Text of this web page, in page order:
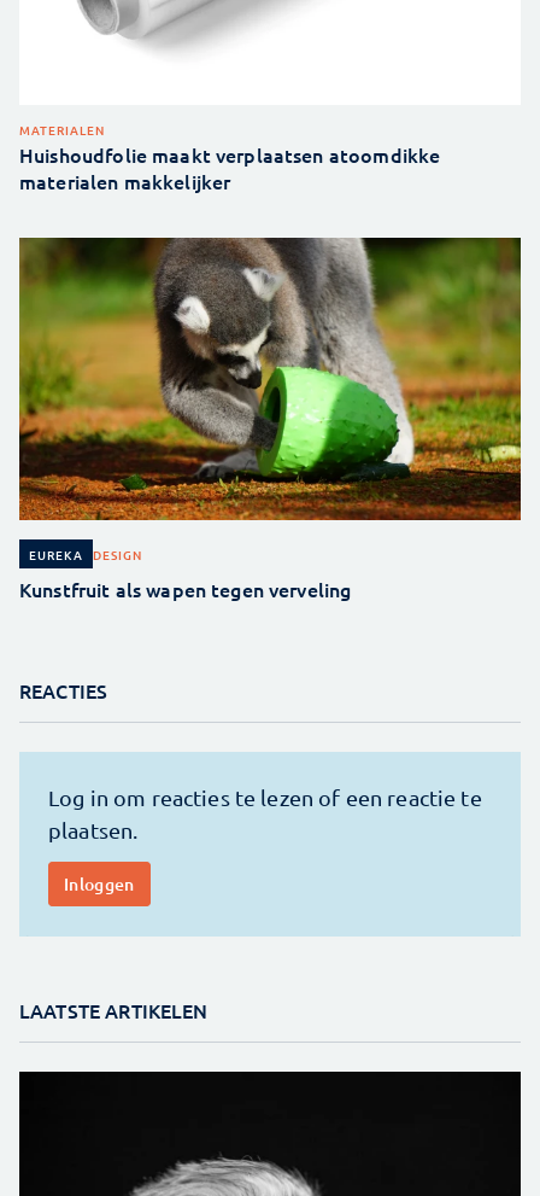
MATERIALEN
Huishoudfolie maakt verplaatsen atoomdikke
materialen makkelijker
EUREKA DESIGN
Kunstfruit als wapen tegen verveling
REACTIES
LAATSTE ARTIKELEN